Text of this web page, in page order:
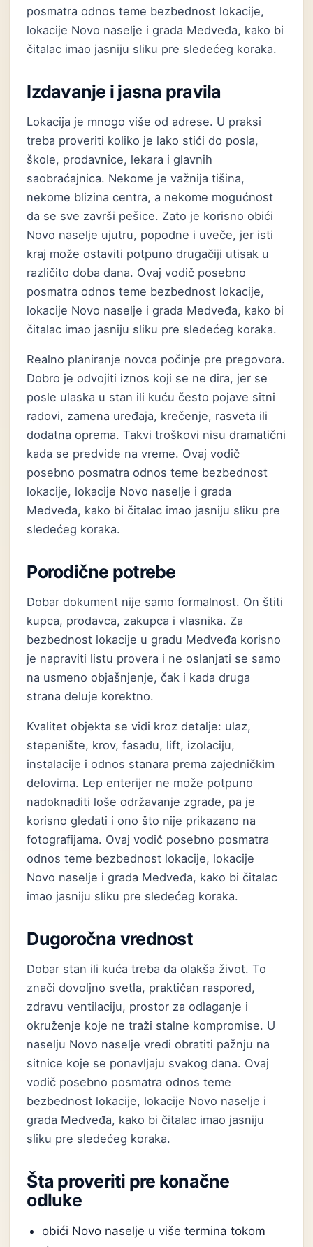
posmatra odnos teme bezbednost lokacije,
lokacije Novo naselje i grada Medveđa, kako bi
čitalac imao jasniju sliku pre sledećeg koraka.
Izdavanje i jasna pravila
Lokacija je mnogo više od adrese. U praksi
treba proveriti koliko je lako stići do posla,
škole, prodavnice, lekara i glavnih
saobraćajnica. Nekome je važnija tišina,
nekome blizina centra, a nekome mogućnost
da se sve završi pešice. Zato je korisno obići
Novo naselje ujutru, popodne i uveče, jer isti
kraj može ostaviti potpuno drugačiji utisak u
različito doba dana. Ovaj vodič posebno
posmatra odnos teme bezbednost lokacije,
lokacije Novo naselje i grada Medveđa, kako bi
čitalac imao jasniju sliku pre sledećeg koraka.
Realno planiranje novca počinje pre pregovora.
Dobro je odvojiti iznos koji se ne dira, jer se
posle ulaska u stan ili kuću često pojave sitni
radovi, zamena uređaja, krečenje, rasveta ili
dodatna oprema. Takvi troškovi nisu dramatični
kada se predvide na vreme. Ovaj vodič
posebno posmatra odnos teme bezbednost
lokacije, lokacije Novo naselje i grada
Medveđa, kako bi čitalac imao jasniju sliku pre
sledećeg koraka.
Porodične potrebe
Dobar dokument nije samo formalnost. On štiti
kupca, prodavca, zakupca i vlasnika. Za
bezbednost lokacije u gradu Medveđa korisno
je napraviti listu provera i ne oslanjati se samo
na usmeno objašnjenje, čak i kada druga
strana deluje korektno.
Kvalitet objekta se vidi kroz detalje: ulaz,
stepenište, krov, fasadu, lift, izolaciju,
instalacije i odnos stanara prema zajedničkim
delovima. Lep enterijer ne može potpuno
nadoknaditi loše održavanje zgrade, pa je
korisno gledati i ono što nije prikazano na
fotografijama. Ovaj vodič posebno posmatra
odnos teme bezbednost lokacije, lokacije
Novo naselje i grada Medveđa, kako bi čitalac
imao jasniju sliku pre sledećeg koraka.
Dugoročna vrednost
Dobar stan ili kuća treba da olakša život. To
znači dovoljno svetla, praktičan raspored,
zdravu ventilaciju, prostor za odlaganje i
okruženje koje ne traži stalne kompromise. U
naselju Novo naselje vredi obratiti pažnju na
sitnice koje se ponavljaju svakog dana. Ovaj
vodič posebno posmatra odnos teme
bezbednost lokacije, lokacije Novo naselje i
grada Medveđa, kako bi čitalac imao jasniju
sliku pre sledećeg koraka.
Šta proveriti pre konačne
odluke
obići Novo naselje u više termina tokom